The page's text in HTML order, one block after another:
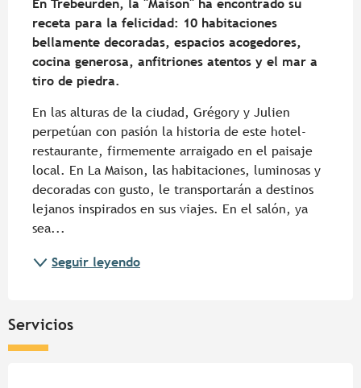
En Trébeurden, la "Maison" ha encontrado su
receta para la felicidad: 10 habitaciones
bellamente decoradas, espacios acogedores,
cocina generosa, anfitriones atentos y el mar a
tiro de piedra.
En las alturas de la ciudad, Grégory y Julien
perpetúan con pasión la historia de este hotel-
restaurante, firmemente arraigado en el paisaje
local. En La Maison, las habitaciones, luminosas y
decoradas con gusto, le transportarán a destinos
lejanos inspirados en sus viajes. En el salón, ya
sea...
Seguir leyendo
Servicios